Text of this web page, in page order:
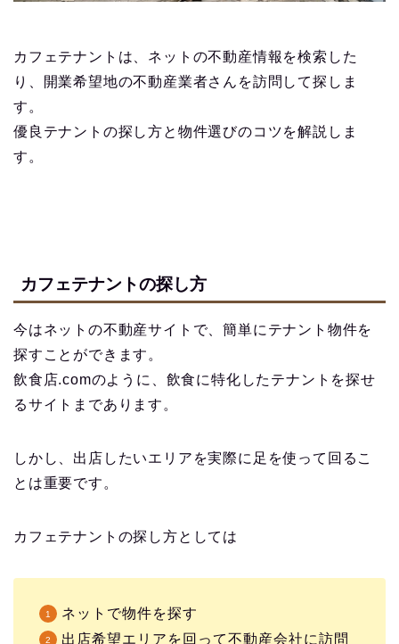
カフェテナントは、ネットの不動産情報を検索した
り、開業希望地の不動産業者さんを訪問して探しま
す。
優良テナントの探し方と物件選びのコツを解説しま
す。
カフェテナントの探し方
今はネットの不動産サイトで、簡単にテナント物件を
探すことができます。
飲食店.comのように、飲食に特化したテナントを探せ
るサイトまであります。
しかし、出店したいエリアを実際に足を使って回るこ
とは重要です。
カフェテナントの探し方としては
ネットで物件を探す
出店希望エリアを回って不動産会社に訪問